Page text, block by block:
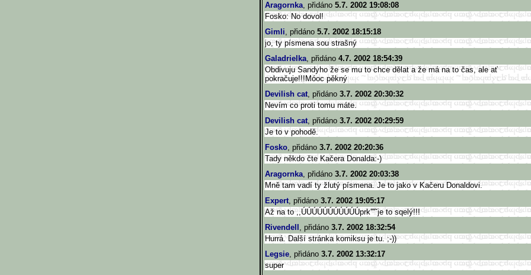
Aragornka, přidáno 5.7. 2002 19:08:08
Fosko: No dovol!
Gimli, přidáno 5.7. 2002 18:15:18
jo, ty písmena sou strašný
Galadrielka, přidáno 4.7. 2002 18:54:39
Obdivuju Sandyho že se mu to chce dělat a že má na to čas, ale ať
pokračuje!!!Móoc pěkný
Devilish cat, přidáno 3.7. 2002 20:30:32
Nevím co proti tomu máte.
Devilish cat, přidáno 3.7. 2002 20:29:59
Je to v pohodě.
Fosko, přidáno 3.7. 2002 20:20:36
Tady někdo čte Kačera Donalda:-)
Aragornka, přidáno 3.7. 2002 20:03:38
Mně tam vadí ty žlutý písmena. Je to jako v Kačeru Donaldovi.
Expert, přidáno 3.7. 2002 19:05:17
Až na to ,,ÚÚÚÚÚÚÚÚÚÚÚprk''''ˇje to sqelý!!!
Rivendell , přidáno 3.7. 2002 18:32:54
Hurrá. Další stránka komiksu je tu. ;-))
Legsie, přidáno 3.7. 2002 13:32:17
super